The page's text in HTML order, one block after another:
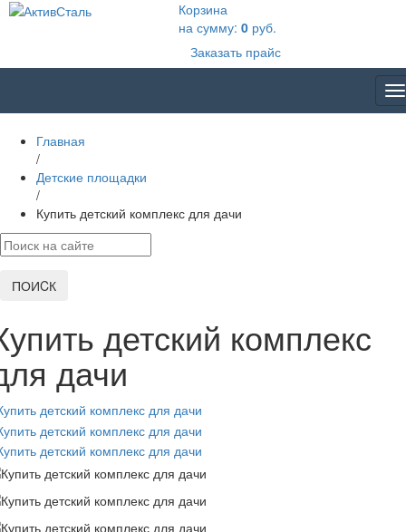
Корзина
на сумму: 0руб.
Заказать прайс
Главная
/
Детские площадки
/
Купить детский комплекс для дачи
ПОИCК
детский комплекс
дачи